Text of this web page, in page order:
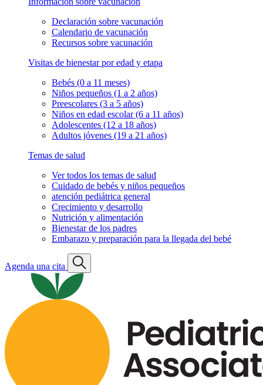
Declaración sobre vacunación
Calendario de vacunación
Recursos sobre vacunación
Visitas de bienestar por edad y etapa
Bebés (0 a 11 meses)
Niños pequeños (1 a 2 años)
Preescolares (3 a 5 años)
Niños en edad escolar (6 a 11 años)
Adolescentes (12 a 18 años)
Adultos jóvenes (19 a 21 años)
Temas de salud
Ver todos los temas de salud
Cuidado de bebés y niños pequeños
atención pediátrica general
Crecimiento y desarrollo
Nutrición y alimentación
Bienestar de los padres
Embarazo y preparación para la llegada del bebé
Agenda una cita